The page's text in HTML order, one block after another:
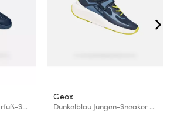
Dunkelblau Jungen Barfuß-Sneaker Geox Foot-run
Geox
Dunkelblau Jungen-Sneaker Geox Pro-Ran